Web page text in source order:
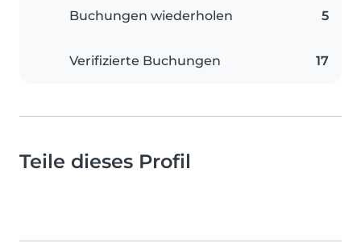
Buchungen wiederholen 5
Verifizierte Buchungen 17
Teile dieses Profil